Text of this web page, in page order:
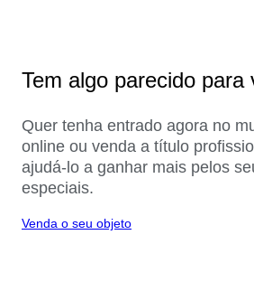
Tem algo parecido para
Quer tenha entrado agora no
online ou venda a título
ajudá-lo a ganhar mais pelos
especiais.
Venda o seu objeto